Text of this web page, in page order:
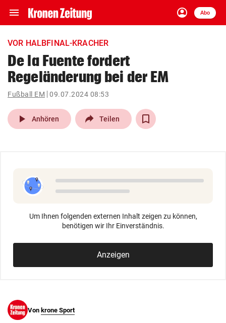
menu Navigation
ein-/ausklappen
account_circle
Anmelden
Abo
close Schließen
account_circle Anmelden
arrow_right
pin_drop
Wien arrow_right
search
eingeben
VOR HALBFINAL-KRACHER
De la Fuente fordert
Regeländerung bei der EM
Fußball EM 09.07.2024 08:53
play_arrow Anhören Teilen
Um Ihnen folgenden externen Inhalt zeigen zu können,
benötigen wir Ihr Einverständnis.
Anzeigen
Von krone Sport